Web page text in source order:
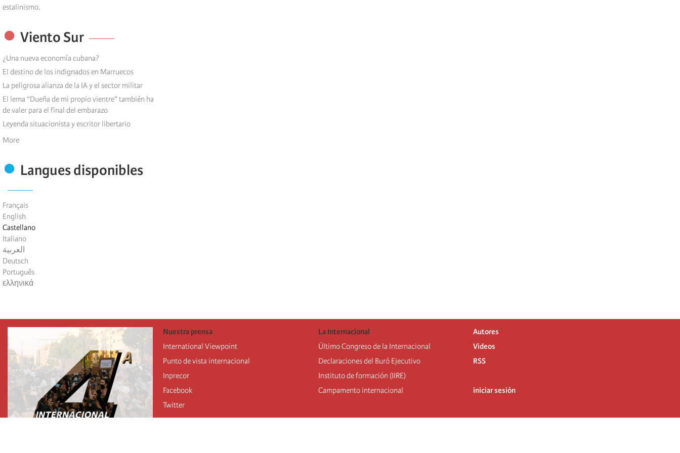
estalinismo.
Viento Sur
¿Una nueva economía cubana?
El destino de los indignados en Marruecos
La peligrosa alianza de la IA y el sector militar
El lema “Dueña de mi propio vientre” también ha
de valer para el final del embarazo
Leyenda situacionista y escritor libertario
More
Langues disponibles
Français
English
Castellano
Italiano
العربية
Deutsch
Português
ελληνικά
Nuestra prensa
International Viewpoint
Punto de vista internacional
Inprecor
Facebook
Twitter
La Internacional
Último Congreso de la Internacional
Declaraciones del Buró Ejecutivo
Instituto de formación (IIRE)
Campamento internacional
Autores
Videos
RSS
iniciar sesión